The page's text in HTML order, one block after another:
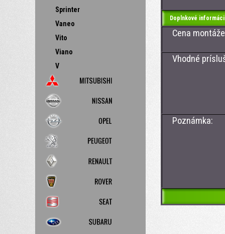
Sprinter
Vaneo
Vito
Viano
V
Doplnkové
Cena montáže
Vhodné
Poznámka: